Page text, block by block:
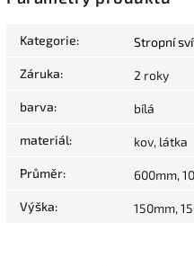
Kategorie: Stropní
Záruka: 2 roky
barva: bílá
materiál: kov, látka
Průměr: 600mm,
Výška: 150mm,